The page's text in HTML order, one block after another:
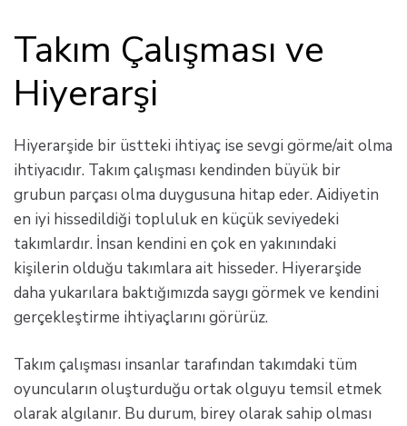
Takım Çalışması ve
Hiyerarşi
Hiyerarşide bir üstteki ihtiyaç ise sevgi görme/ait olma
ihtiyacıdır. Takım çalışması kendinden büyük bir
grubun parçası olma duygusuna hitap eder. Aidiyetin
en iyi hissedildiği topluluk en küçük seviyedeki
takımlardır. İnsan kendini en çok en yakınındaki
kişilerin olduğu takımlara ait hisseder. Hiyerarşide
daha yukarılara baktığımızda saygı görmek ve kendini
gerçekleştirme ihtiyaçlarını görürüz.
Takım çalışması insanlar tarafından takımdaki tüm
oyuncuların oluşturduğu ortak olguyu temsil etmek
olarak algılanır. Bu durum, birey olarak sahip olması